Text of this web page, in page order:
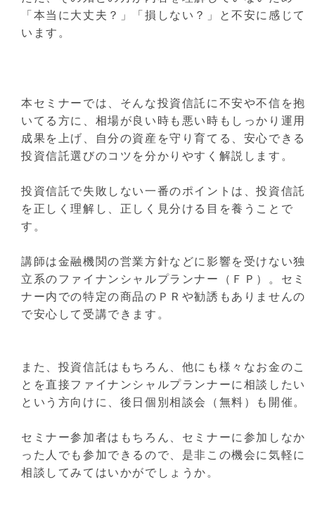
「本当に大丈夫？」「損しない？」と不安に感じて
います。
本セミナーでは、そんな投資信託に不安や不信を抱
いてる方に、相場が良い時も悪い時もしっかり運用
成果を上げ、自分の資産を守り育てる、安心できる
投資信託選びのコツを分かりやすく解説します。
投資信託で失敗しない一番のポイントは、投資信託
を正しく理解し、正しく見分ける目を養うことで
す。
講師は金融機関の営業方針などに影響を受けない独
立系のファイナンシャルプランナー（ＦＰ）。セミ
ナー内での特定の商品のＰＲや勧誘もありませんの
で安心して受講できます。
また、投資信託はもちろん、他にも様々なお金のこ
とを直接ファイナンシャルプランナーに相談したい
という方向けに、後日個別相談会（無料）も開催。
セミナー参加者はもちろん、セミナーに参加しなか
った人でも参加できるので、是非この機会に気軽に
相談してみてはいかがでしょうか。